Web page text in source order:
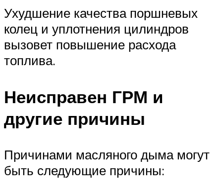
Ухудшение качества поршневых
колец и уплотнения цилиндров
вызовет повышение расхода
топлива.
Неисправен ГРМ и
другие причины
Причинами масляного дыма могут
быть следующие причины: